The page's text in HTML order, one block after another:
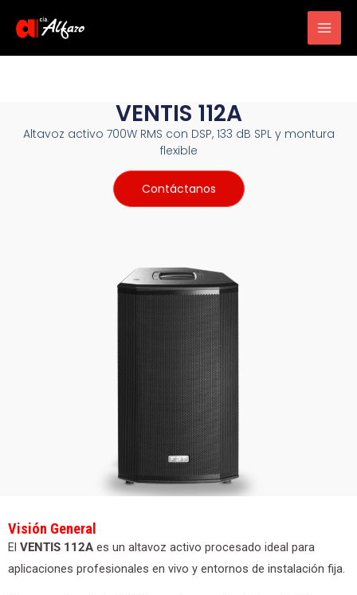
Main
VENTIS 112A
Altavoz activo 700W RMS con DSP, 133 dB SPL y montura
flexible
Contáctanos
Visión General
El VENTIS 112A es un altavoz activo procesado ideal para
aplicaciones profesionales en vivo y entornos de instalación fija.